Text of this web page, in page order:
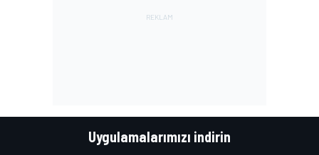
Uygulamalarımızı indirin